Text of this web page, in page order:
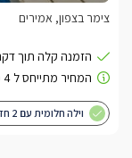
צימר בצפון, אמירים
וילה חלומית עם 2 חדרי שינה